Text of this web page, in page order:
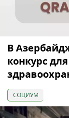
В
конкурс
СОЦИУМ